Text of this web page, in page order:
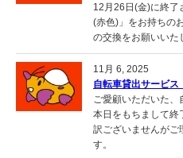
12月26日(金)に終了
(赤色)」をお持ちの
の交換をお願いいた
11月 6, 2025
自転車貸出サービ
ご愛顧いただいた、
本日をもちまして終
訳ございませんがご
す。